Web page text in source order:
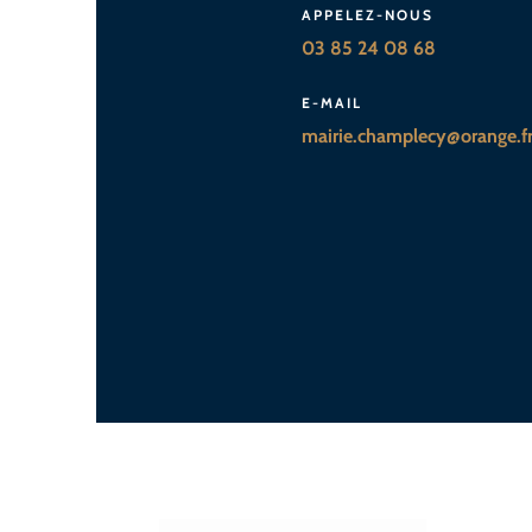
APPELEZ-NOUS
03 85 24 08 68
E-MAIL